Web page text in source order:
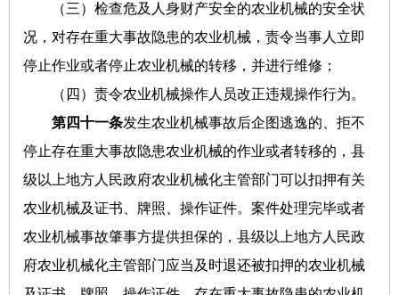
（三）检查危及人身财产安全的农业机械的安全状
况，对存在重大事故隐患的农业机械，责令当事人立即
停止作业或者停止农业机械的转移，并进行维修；
（四）责令农业机械操作人员改正违规操作行为。
第四十一条发生农业机械事故后企图逃逸的、拒不
停止存在重大事故隐患农业机械的作业或者转移的，县
级以上地方人民政府农业机械化主管部门可以扣押有关
农业机械及证书、牌照、操作证件。案件处理完毕或者
农业机械事故肇事方提供担保的，县级以上地方人民政
府农业机械化主管部门应当及时退还被扣押的农业机械